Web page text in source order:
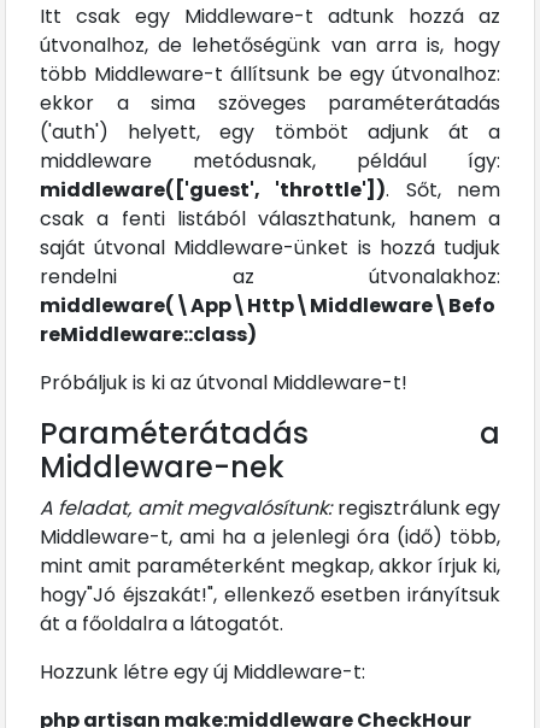
Itt csak egy Middleware-t adtunk hozzá az
útvonalhoz, de lehetőségünk van arra is, hogy
több Middleware-t állítsunk be egy útvonalhoz:
ekkor a sima szöveges paraméterátadás
('auth') helyett, egy tömböt adjunk át a
middleware metódusnak, például így:
middleware(['guest', 'throttle']). Sőt, nem
csak a fenti listából választhatunk, hanem a
saját útvonal Middleware-ünket is hozzá tudjuk
rendelni az útvonalakhoz:
middleware(\App\Http\Middleware\Befo
reMiddleware::class)
Próbáljuk is ki az útvonal Middleware-t!
Paraméterátadás a
Middleware-nek
A feladat, amit megvalósítunk:regisztrálunk egy
Middleware-t, ami ha a jelenlegi óra (idő) több,
mint amit paraméterként megkap, akkor írjuk ki,
hogy"Jó éjszakát!", ellenkező esetben irányítsuk
át a főoldalra a látogatót.
Hozzunk létre egy új Middleware-t:
php artisan make:middleware CheckHour